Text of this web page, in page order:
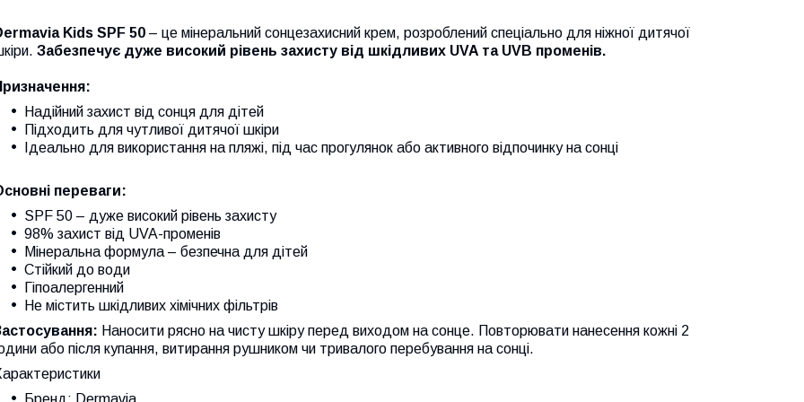
Kids SPF 50 – це мінеральний сонцезахисний крем, розроблений спеціально для ніжної дитячої
Забезпечує дуже високий рівень захисту від шкідливих UVA та UVB променів.
Надійний захист від сонця для дітей
Підходить для чутливої дитячої шкіри
Ідеально для використання на пляжі, під час прогулянок або активного відпочинку на сонці
переваги:
SPF 50 – дуже високий рівень захисту
98% захист від UVA-променів
Мінеральна формула – безпечна для дітей
Стійкий до води
Гіпоалергенний
Не містить шкідливих хімічних фільтрів
Наносити рясно на чисту шкіру перед виходом на сонце. Повторювати нанесення кожні 2
або після купання, витирання рушником чи тривалого перебування на сонці.
Бренд: Dermavia